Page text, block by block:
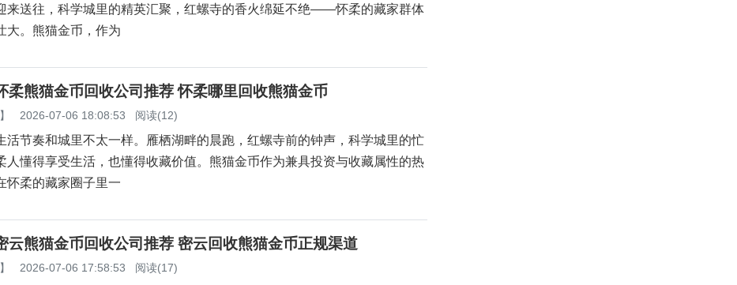
来送往，科学城里的精英汇聚，红螺寺的香火绵延不绝——怀柔的藏家群体
大。熊猫金币，作为
柔熊猫金币回收公司推荐 怀柔哪里回收熊猫金币
】 2026-07-06 18:08:53 阅读(12)
活节奏和城里不太一样。雁栖湖畔的晨跑，红螺寺前的钟声，科学城里的忙
懂得享受生活，也懂得收藏价值。熊猫金币作为兼具投资与收藏属性的热
怀柔的藏家圈子里一
云熊猫金币回收公司推荐 密云回收熊猫金币正规渠道
】 2026-07-06 17:58:53 阅读(17)